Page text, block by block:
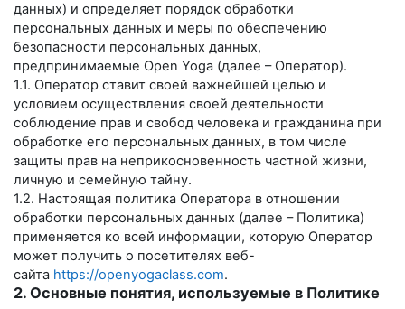
данных) и определяет порядок обработки
персональных данных и меры по обеспечению
безопасности персональных данных,
предпринимаемые Open Yoga (далее – Оператор).
1.1. Оператор ставит своей важнейшей целью и
условием осуществления своей деятельности
соблюдение прав и свобод человека и гражданина при
обработке его персональных данных, в том числе
защиты прав на неприкосновенность частной жизни,
личную и семейную тайну.
1.2. Настоящая политика Оператора в отношении
обработки персональных данных (далее – Политика)
применяется ко всей информации, которую Оператор
может получить о посетителях веб-
сайта https://openyogaclass.com.
2. Основные понятия, используемые в Политике